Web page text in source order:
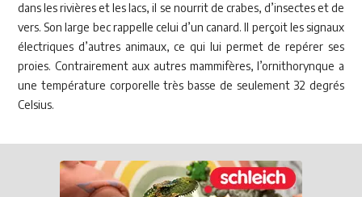
dans les rivières et les lacs, il se nourrit de crabes, d’insectes et de
vers. Son large bec rappelle celui d’un canard. Il perçoit les signaux
électriques d’autres animaux, ce qui lui permet de repérer ses
proies. Contrairement aux autres mammifères, l’ornithorynque a
une température corporelle très basse de seulement 32 degrés
Celsius.